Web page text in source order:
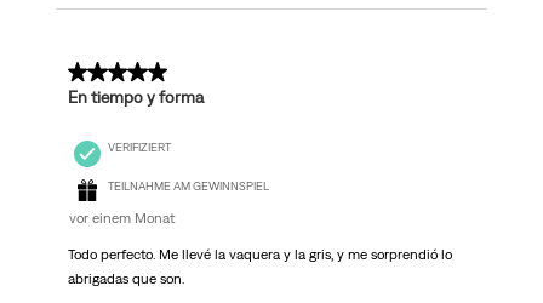
5 von 5 Sternen.
En tiempo y forma
VERIFIZIERT
TEILNAHME AM GEWINNSPIEL
vor einem Monat
Todo perfecto. Me llevé la vaquera y la gris, y me sorprendió lo
abrigadas que son.